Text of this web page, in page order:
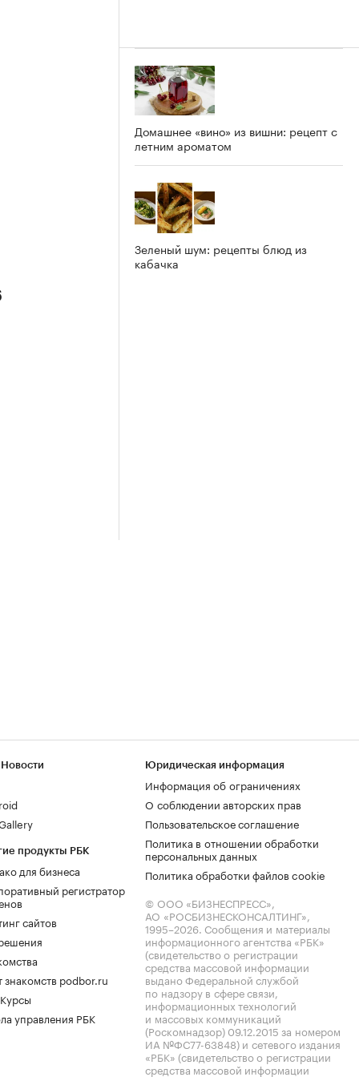
Домашнее «вино» из вишни: рецепт с
летним ароматом
Зеленый шум: рецепты блюд из
кабачка
продукты РБК
для бизнеса
регистратор
сайтов
знакомств podbor.ru
управления РБК
Юридическая информация
Информация об ограничениях
О соблюдении авторских прав
Пользовательское соглашение
Политика в отношении обработки
персональных данных
Политика обработки файлов cookie
© ООО «БИЗНЕСПРЕСС»,
АО «РОСБИЗНЕСКОНСАЛТИНГ»,
1995–2026. Сообщения и материалы
информационного агентства «РБК»
(свидетельство о регистрации
средства массовой информации
выдано Федеральной службой
по надзору в сфере связи,
информационных технологий
и массовых коммуникаций
(Роскомнадзор) 09.12.2015 за номером
ИА №ФС77-63848) и сетевого издания
«РБК» (свидетельство о регистрации
средства массовой информации